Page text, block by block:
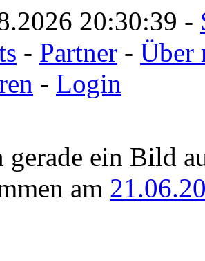
20:30:39 -
- Partner - Über
- Login
gerade ein Bild
am